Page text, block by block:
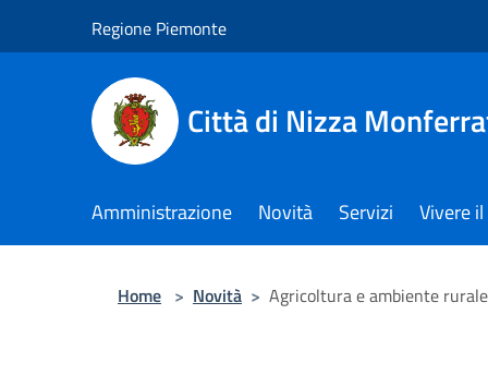
Regione Piemonte
Città di Nizza
Amministrazione Novità Servizi Vivere
Home > Novità > Agricoltura e ambiente rurale